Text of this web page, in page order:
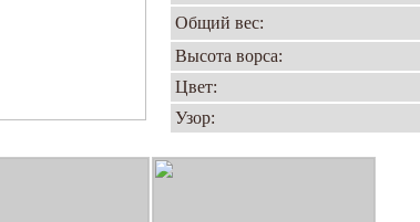
Общий вес:
Высота ворса:
Цвет:
Узор: